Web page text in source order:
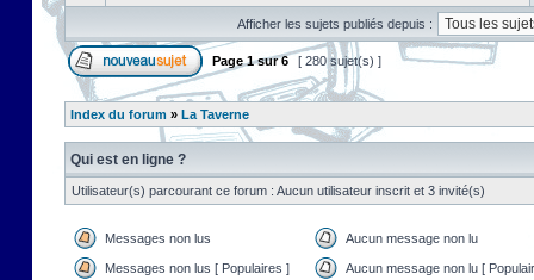
Afficher les sujets publiés depuis :
Page1sur6 [ 280 sujet(s) ]
Index du forum » La Taverne
Qui est en ligne ?
Utilisateur(s) parcourant ce forum : Aucun utilisateur inscrit et 3 invité(s)
Messages non lus Aucun message non lu
Messages non lus [ Populaires ] Aucun message non lu [